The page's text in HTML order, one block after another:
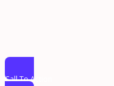
Call To Action